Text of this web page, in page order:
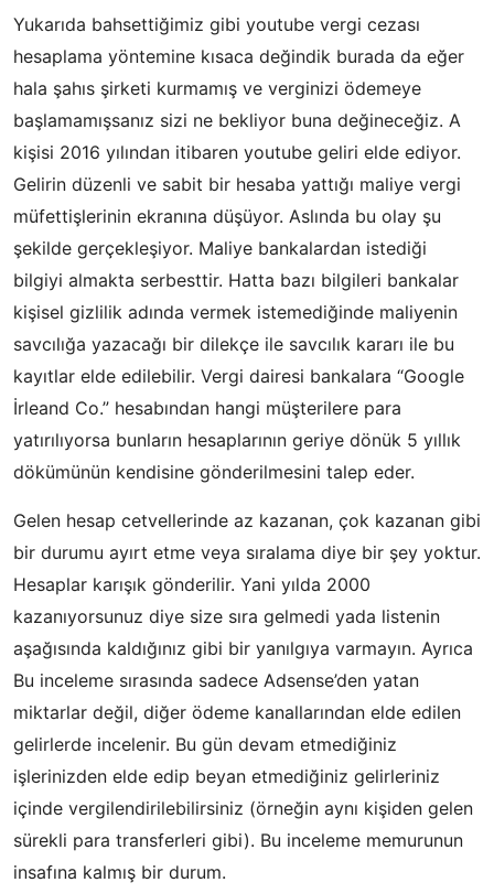
Yukarıda bahsettiğimiz gibi youtube vergi cezası
hesaplama yöntemine kısaca değindik burada da eğer
hala şahıs şirketi kurmamış ve verginizi ödemeye
başlamamışsanız sizi ne bekliyor buna değineceğiz. A
kişisi 2016 yılından itibaren youtube geliri elde ediyor.
Gelirin düzenli ve sabit bir hesaba yattığı maliye vergi
müfettişlerinin ekranına düşüyor. Aslında bu olay şu
şekilde gerçekleşiyor. Maliye bankalardan istediği
bilgiyi almakta serbesttir. Hatta bazı bilgileri bankalar
kişisel gizlilik adında vermek istemediğinde maliyenin
savcılığa yazacağı bir dilekçe ile savcılık kararı ile bu
kayıtlar elde edilebilir. Vergi dairesi bankalara “Google
İrleand Co.” hesabından hangi müşterilere para
yatırılıyorsa bunların hesaplarının geriye dönük 5 yıllık
dökümünün kendisine gönderilmesini talep eder.
Gelen hesap cetvellerinde az kazanan, çok kazanan gibi
bir durumu ayırt etme veya sıralama diye bir şey yoktur.
Hesaplar karışık gönderilir. Yani yılda 2000
kazanıyorsunuz diye size sıra gelmedi yada listenin
aşağısında kaldığınız gibi bir yanılgıya varmayın. Ayrıca
Bu inceleme sırasında sadece Adsense’den yatan
miktarlar değil, diğer ödeme kanallarından elde edilen
gelirlerde incelenir. Bu gün devam etmediğiniz
işlerinizden elde edip beyan etmediğiniz gelirleriniz
içinde vergilendirilebilirsiniz (örneğin aynı kişiden gelen
sürekli para transferleri gibi). Bu inceleme memurunun
insafına kalmış bir durum.